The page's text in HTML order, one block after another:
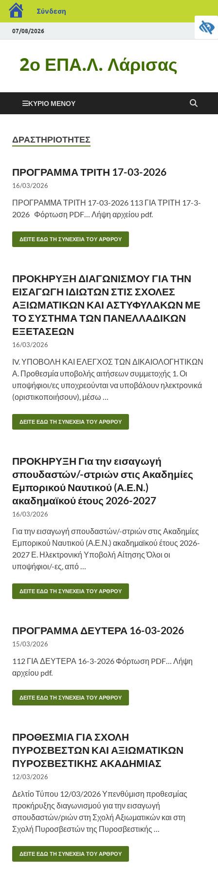
Σύνδεση
07/08/2026
2ο ΕΠΑ.Λ. Λάρισας
ΚΎΡΙΟ ΜΕΝΟΎ
ΔΡΑΣΤΗΡΙΟΤΗΤΕΣ
ΠΡΟΓΡΑΜΜΑ ΤΡΙΤΗ 17-03-2026
16/03/2026
ΠΡΟΓΡΑΜΜΑ ΤΡΙΤΗ 17-03-2026 113 ΓΙΑ ΤΡΙΤΗ 17-3-
2026 Φόρτωση PDF… Λήψη αρχείου pdf.
ΔΕΙΤΕ ΕΔΩ ΤΗ ΣΥΝΕΧΕΙΑ ΤΟΥ ΑΡΘΡΟΥ
ΠΡΟΚΗΡΥΞΗ ΔΙΑΓΩΝΙΣΜΟΥ ΓΙΑ ΤΗΝ
ΕΙΣΑΓΩΓΗ ΙΔΙΩΤΩΝ ΣΤΙΣ ΣΧΟΛΕΣ
ΑΞΙΩΜΑΤΙΚΩΝ ΚΑΙ ΑΣΤΥΦΥΛΑΚΩΝ ΜΕ
ΤΟ ΣΥΣΤΗΜΑ ΤΩΝ ΠΑΝΕΛΛΑΔΙΚΩΝ
ΕΞΕΤΑΣΕΩΝ
16/03/2026
ΙV. ΥΠΟΒΟΛΗ ΚΑΙ ΕΛΕΓΧΟΣ ΤΩΝ ΔΙΚΑΙΟΛΟΓΗΤΙΚΩΝ
Α. Προθεσμία υποβολής αιτήσεων συμμετοχής 1. Οι
υποψήφιοι/ες υποχρεούνται να υποβάλουν ηλεκτρονικά
(οριστικοποιήσουν), μέσω …
ΔΕΙΤΕ ΕΔΩ ΤΗ ΣΥΝΕΧΕΙΑ ΤΟΥ ΑΡΘΡΟΥ
ΠΡΟΚΗΡΥΞΗ Για την εισαγωγή
σπουδαστών/-στριών στις Ακαδημίες
Εμπορικού Ναυτικού (Α.Ε.Ν.)
ακαδημαϊκού έτους 2026-2027
16/03/2026
Για την εισαγωγή σπουδαστών/-στριών στις Ακαδημίες
Εμπορικού Ναυτικού (Α.Ε.Ν.) ακαδημαϊκού έτους 2026-
2027 Ε. Ηλεκτρονική Υποβολή Αίτησης Όλοι οι
υποψήφιοι/-ες, από …
ΔΕΙΤΕ ΕΔΩ ΤΗ ΣΥΝΕΧΕΙΑ ΤΟΥ ΑΡΘΡΟΥ
ΠΡΟΓΡΑΜΜΑ ΔΕΥΤΕΡΑ 16-03-2026
15/03/2026
112 ΓΙΑ ΔΕΥΤΕΡΑ 16-3-2026 Φόρτωση PDF… Λήψη
αρχείου pdf.
ΔΕΙΤΕ ΕΔΩ ΤΗ ΣΥΝΕΧΕΙΑ ΤΟΥ ΑΡΘΡΟΥ
ΠΡΟΘΕΣΜΙΑ ΓΙΑ ΣΧΟΛΗ
ΠΥΡΟΣΒΕΣΤΩΝ ΚΑΙ ΑΞΙΩΜΑΤΙΚΩΝ
ΠΥΡΟΣΒΕΣΤΙΚΗΣ ΑΚΑΔΗΜΙΑΣ
12/03/2026
Δελτίο Τύπου 12/03/2026 Υπενθύμιση προθεσμίας
προκήρυξης διαγωνισμού για την εισαγωγή
σπουδαστών/ριών στη Σχολή Αξιωματικών και στη
Σχολή Πυροσβεστών της Πυροσβεστικής …
ΔΕΙΤΕ ΕΔΩ ΤΗ ΣΥΝΕΧΕΙΑ ΤΟΥ ΑΡΘΡΟΥ